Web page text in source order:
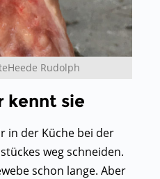
Rudolph
kennt sie
in der Küche bei der
weg schneiden.
schon lange. Aber